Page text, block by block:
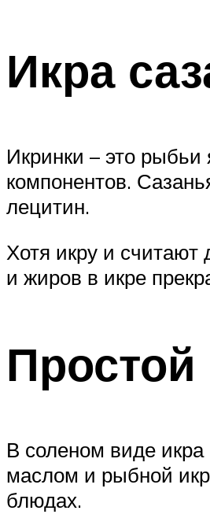
Икра
Икринки – это
компонентов.
лецитин.
Хотя икру и считают
и жиров в икре
Простой
В соленом виде икра
маслом и рыбной
блюдах.